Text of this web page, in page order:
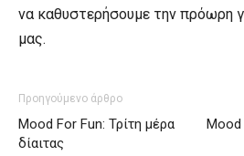
να καθυστερήσουμε την πρόωρη
μας.
Προηγούμενο άρθρο
Mood For Fun: Τρίτη μέρα
δίαιτας
Mood